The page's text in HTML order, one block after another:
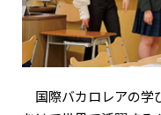
国際バカロレアの学